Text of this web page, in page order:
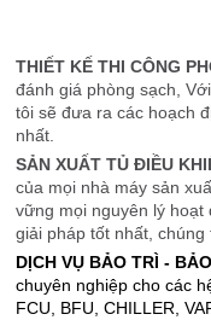
THIẾT KẾ THI CÔNG
đánh giá phòng sạch,
tôi sẽ đưa ra các hoạch
nhất.
SẢN XUẤT TỦ ĐIỀU
của mọi nhà máy sản
vững mọi nguyên lý hoạt
giải pháp tốt nhất, chúng
DỊCH VỤ BẢO TRÌ -
chuyên nghiệp cho các
FCU, BFU, CHILLER,